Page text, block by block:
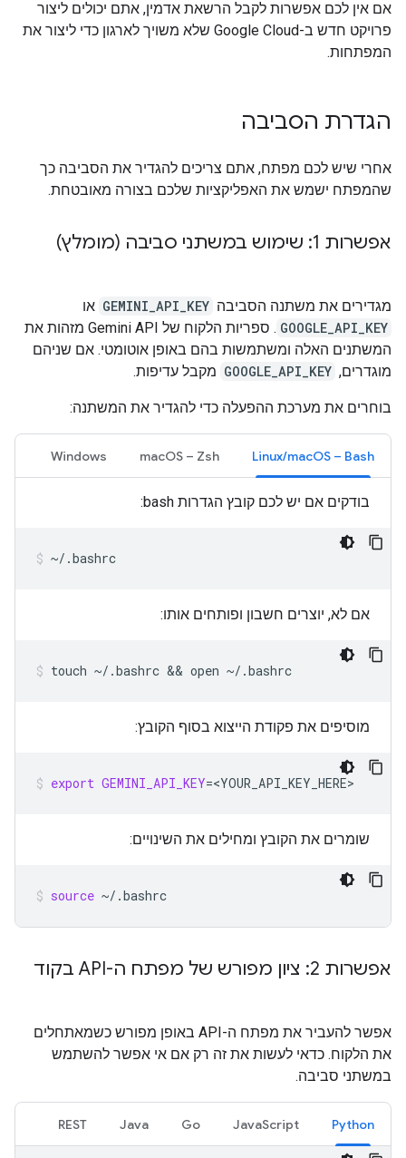
אם אין לכם אפשרות לקבל הרשאת אדמין, אתם יכולים ליצור
פרויקט חדש ב-Google Cloud שלא משויך לארגון כדי ליצור את
המפתחות.
הגדרת הסביבה
אחרי שיש לכם מפתח, אתם צריכים להגדיר את הסביבה כך
שהמפתח ישמש את האפליקציות שלכם בצורה מאובטחת.
אפשרות 1: שימוש במשתני סביבה (מומלץ)
מגדירים את משתנה הסביבה GEMINI_API_KEY או
GOOGLE_API_KEY
. ספריות הלקוח של Gemini API מזהות את
המשתנים האלה ומשתמשות בהם באופן אוטומטי. אם שניהם
מוגדרים, GOOGLE_API_KEY מקבל עדיפות.
בוחרים את מערכת ההפעלה כדי להגדיר את המשתנה:
‫Linux/macOS – Bash
‫macOS – Zsh
Windows
בודקים אם יש לכם קובץ הגדרות bash:
~/.bashrc
אם לא, יוצרים חשבון ופותחים אותו:
touch ~/.bashrc && open ~/.bashrc
מוסיפים את פקודת הייצוא בסוף הקובץ:
export GEMINI_API_KEY=<YOUR_API_KEY_HERE>
שומרים את הקובץ ומחילים את השינויים:
source ~/.bashrc
אפשרות 2: ציון מפורש של מפתח ה-API בקוד
אפשר להעביר את מפתח ה-API באופן מפורש כשמאתחלים
את הלקוח. כדאי לעשות את זה רק אם אי אפשר להשתמש
במשתני סביבה.
Python
JavaScript
Go
Java
REST